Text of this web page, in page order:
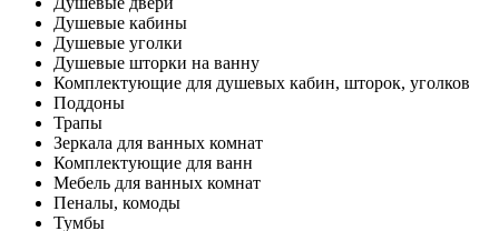
Душевые кабины
Душевые уголки
Душевые шторки на ванну
Комплектующие для душевых кабин, шторок, уголков
Поддоны
Трапы
Зеркала для ванных комнат
Комплектующие для ванн
Мебель для ванных комнат
Пеналы, комоды
Тумбы